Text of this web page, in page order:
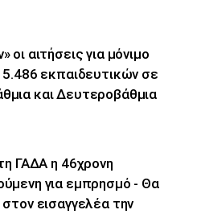
οι αιτήσεις για μόνιμο
5.486 εκπαιδευτικών σε
και Δευτεροβάθμια
ΓΑΔΑ η 46χρονη
για εμπρησμό - Θα
στον εισαγγελέα την